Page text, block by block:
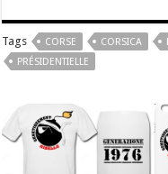
Tags CORSE CORSICA
PRÉSIDENTIELLE